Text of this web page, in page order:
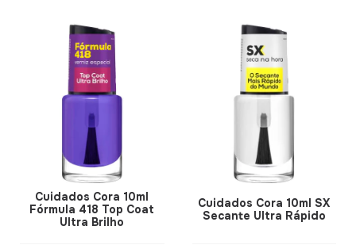
Cuidados Cora 10ml
Fórmula 418 Top Coat
Ultra Brilho
Cuidados Cora 10ml SX
Secante Ultra Rápido